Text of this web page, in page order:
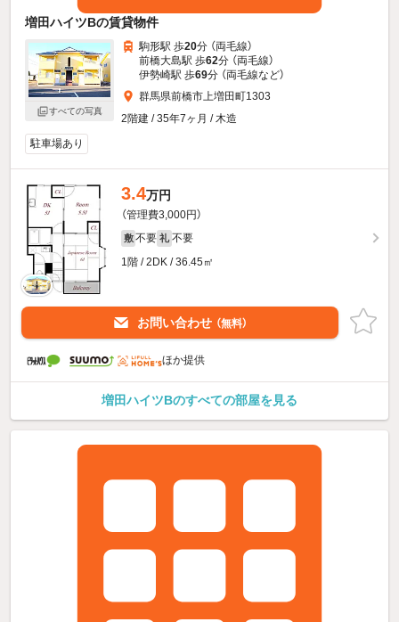
増田ハイツBの賃貸物件
すべての写真
駒形駅 歩20分 （両毛線）
前橋大島駅 歩62分 （両毛線）
伊勢崎駅 歩69分 （両毛線など）
群馬県前橋市上増田町1303
2階建 / 35年7ヶ月 / 木造
駐車場あり
3.4万円
（管理費3,000円）
敷 不要 礼 不要
1階 / 2DK / 36.45㎡
お問い合わせ （無料）
ほか提供
増田ハイツBのすべての部屋を見る